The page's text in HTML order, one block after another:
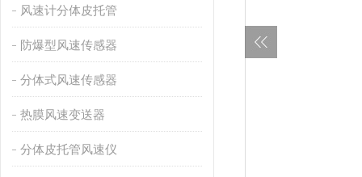
风速计分体皮托管
防爆型风速传感器
分体式风速传感器
热膜风速变送器
分体皮托管风速仪